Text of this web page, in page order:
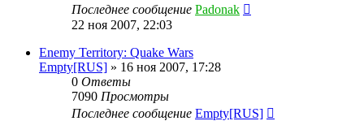
Последнее сообщение Padonak
22 ноя 2007, 22:03
Enemy Territory: Quake Wars
Empty[RUS] » 16 ноя 2007, 17:28
0 Ответы
7090 Просмотры
Последнее сообщение Empty[RUS]